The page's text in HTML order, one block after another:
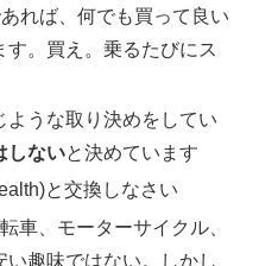
れば、何でも買って良い
す。買え。乗るたびにス
ような取り決めをしてい
しないと決めています
と交換しなさい
車、モーターサイクル、
い趣味ではない。しかし